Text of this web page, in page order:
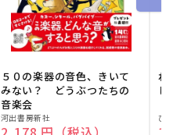
５０の楽器の音色、きいて
みない？ どうぶつたちの
音楽会
販
河出書房新社
ね
販ひ